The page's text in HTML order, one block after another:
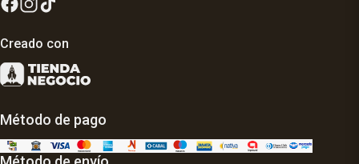
Creado con
Método de pago